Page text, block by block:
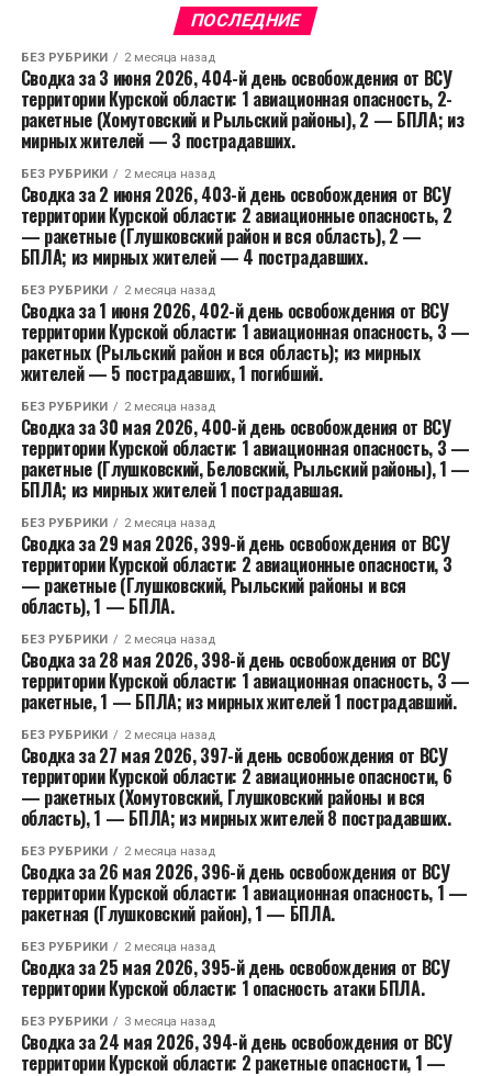
ПОСЛЕДНИЕ
БЕЗ РУБРИКИ 2 месяца назад
Сводка за 3 июня 2026, 404-й день освобождения от ВСУ
территории Курской области: 1 авиационная опасность, 2-
ракетные (Хомутовский и Рыльский районы), 2 — БПЛА; из
мирных жителей — 3 пострадавших.
БЕЗ РУБРИКИ 2 месяца назад
Сводка за 2 июня 2026, 403-й день освобождения от ВСУ
территории Курской области: 2 авиационные опасность, 2
— ракетные (Глушковский район и вся область), 2 —
БПЛА; из мирных жителей — 4 пострадавших.
БЕЗ РУБРИКИ 2 месяца назад
Сводка за 1 июня 2026, 402-й день освобождения от ВСУ
территории Курской области: 1 авиационная опасность, 3 —
ракетных (Рыльский район и вся область); из мирных
жителей — 5 пострадавших, 1 погибший.
БЕЗ РУБРИКИ 2 месяца назад
Сводка за 30 мая 2026, 400-й день освобождения от ВСУ
территории Курской области: 1 авиационная опасность, 3 —
ракетные (Глушковский, Беловский, Рыльский районы), 1 —
БПЛА; из мирных жителей 1 пострадавшая.
БЕЗ РУБРИКИ 2 месяца назад
Сводка за 29 мая 2026, 399-й день освобождения от ВСУ
территории Курской области: 2 авиационные опасности, 3
— ракетные (Глушковский, Рыльский районы и вся
область), 1 — БПЛА.
БЕЗ РУБРИКИ 2 месяца назад
Сводка за 28 мая 2026, 398-й день освобождения от ВСУ
территории Курской области: 1 авиационная опасность, 3 —
ракетные, 1 — БПЛА; из мирных жителей 1 пострадавший.
БЕЗ РУБРИКИ 2 месяца назад
Сводка за 27 мая 2026, 397-й день освобождения от ВСУ
территории Курской области: 2 авиационные опасности, 6
— ракетных (Хомутовский, Глушковский районы и вся
область), 1 — БПЛА; из мирных жителей 8 пострадавших.
БЕЗ РУБРИКИ 2 месяца назад
Сводка за 26 мая 2026, 396-й день освобождения от ВСУ
территории Курской области: 1 авиационная опасность, 1 —
ракетная (Глушковский район), 1 — БПЛА.
БЕЗ РУБРИКИ 2 месяца назад
Сводка за 25 мая 2026, 395-й день освобождения от ВСУ
территории Курской области: 1 опасность атаки БПЛА.
БЕЗ РУБРИКИ 3 месяца назад
Сводка за 24 мая 2026, 394-й день освобождения от ВСУ
территории Курской области: 2 ракетные опасности, 1 —